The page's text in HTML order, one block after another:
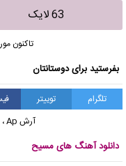
63 لایک
تاکنون
بفرستید برای دوستانتان
تلگرام توییتر
آرش Ap
،
دانلود آهنگ های مسیح